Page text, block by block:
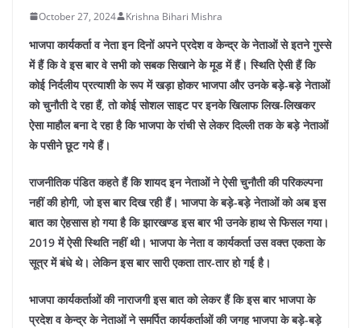
October 27, 2024 Krishna Bihari Mishra
भाजपा कार्यकर्ता व नेता इन दिनों अपने प्रदेश व केन्द्र के नेताओं से इतने गुस्से
में हैं कि वे इस बार वे सभी को सबक सिखाने के मूड में हैं। स्थिति ऐसी हैं कि
कोई निर्दलीय प्रत्याशी के रूप में खड़ा होकर भाजपा और उनके बड़े-बड़े नेताओं
को चुनौती दे रहा हैं, तो कोई सोशल साइट पर इनके खिलाफ लिख-लिखकर
ऐसा माहौल बना दे रहा है कि भाजपा के रांची से लेकर दिल्ली तक के बड़े नेताओं
के पसीने छूट गये हैं।
राजनीतिक पंडित कहते हैं कि शायद इन नेताओं ने ऐसी चुनौती की परिकल्पना
नहीं की होगी, जो इस बार दिख रही हैं। भाजपा के बड़े-बड़े नेताओं को अब इस
बात का ऐहसास हो गया है कि झारखण्ड इस बार भी उनके हाथ से फिसल गया।
2019 में ऐसी स्थिति नहीं थी। भाजपा के नेता व कार्यकर्ता उस वक्त एकता के
सूत्र में बंधे थे। लेकिन इस बार सारी एकता तार-तार हो गई है।
भाजपा कार्यकर्ताओं की नाराजगी इस बात को लेकर हैं कि इस बार भाजपा के
प्रदेश व केन्द्र के नेताओं ने समर्पित कार्यकर्ताओं की जगह भाजपा के बड़े-बड़े